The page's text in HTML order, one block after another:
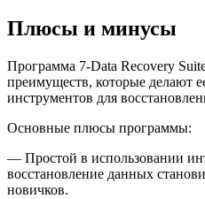
Плюсы и минусы
Программа 7-Data Recovery
преимуществ, которые делают
инструментов для
Основные плюсы программы:
— Простой в использовании
восстановление данных
новичков.